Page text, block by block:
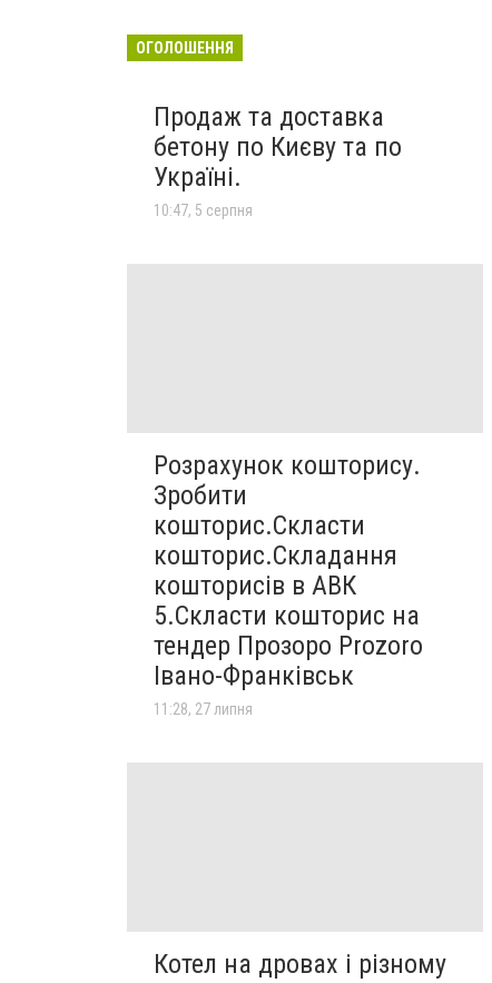
ОГОЛОШЕННЯ
Продаж та доставка
бетону по Києву та по
Україні.
10:47, 5 серпня
Розрахунок кошторису.
Зробити
кошторис.Скласти
кошторис.Складання
кошторисів в АВК
5.Скласти кошторис на
тендер Прозоро Prozoro
Івано-Франківськ
11:28, 27 липня
Котел на дровах і різному